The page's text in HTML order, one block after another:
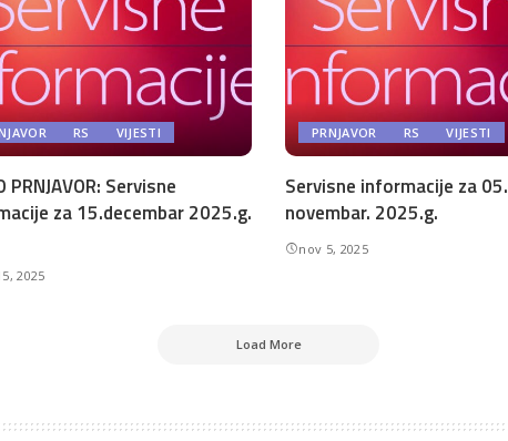
RS VIJESTI
PRNJAVOR: Servisne
za 15.decembar 2025.g.
2025
PRNJAVOR RS VIJESTI
Servisne informacije za 05.
novembar. 2025.g.
nov 5, 2025
Load More